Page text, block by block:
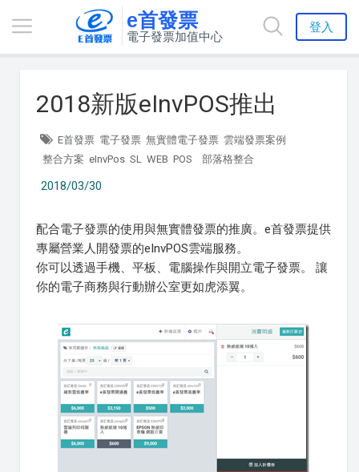
e首發票
電子發票加值中心
登入
2018新版eInvPOS推出
E首發票 電子發票 無實體電子發票 雲端發票案例
整合方案 eInvPos SL WEB POS 部落格整合
2018/03/30
配合電子發票的使用與無實體發票的推廣。e首發票提供
專屬營業人開發票的eInvPOS雲端服務。
你可以透過手機、平板、電腦操作與開立電子發票。 讓
你的電子商務與行動辦公室更如虎添翼。